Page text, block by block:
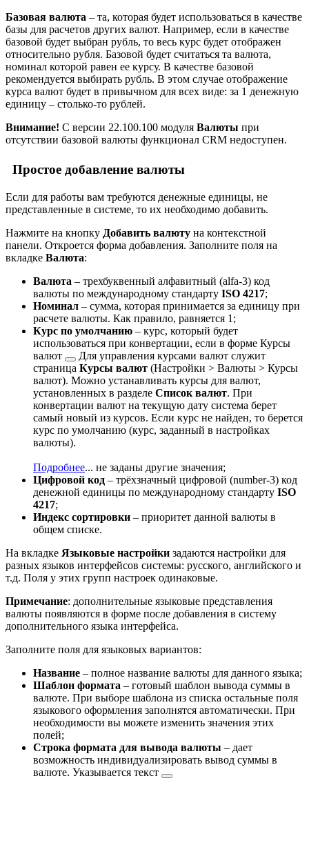
Базовая валюта – та, которая будет использоваться в качестве
базы для расчетов других валют. Например, если в качестве
базовой будет выбран рубль, то весь курс будет отображен
относительно рубля. Базовой будет считаться та валюта,
номинал которой равен ее курсу. В качестве базовой
рекомендуется выбирать рубль. В этом случае отображение
курса валют будет в привычном для всех виде: за 1 денежную
единицу – столько-то рублей.
Внимание! С версии 22.100.100 модуля Валюты при
отсутствии базовой валюты функционал CRM недоступен.
Простое добавление валюты
Если для работы вам требуются денежные единицы, не
представленные в системе, то их необходимо добавить.
Нажмите на кнопку Добавить валюту на контекстной
панели. Откроется форма добавления. Заполните поля на
вкладке Валюта:
Валюта – трехбуквенный алфавитный (alfa-3) код
валюты по международному стандарту ISO 4217;
Номинал – сумма, которая принимается за единицу при
расчете валюты. Как правило, равняется 1;
Курс по умолчанию – курс, который будет
использоваться при конвертации, если в форме Курсы
валют
Для управления курсами валют служит
страница Курсы валют (Настройки > Валюты > Курсы
валют). Можно устанавливать курсы для валют,
установленных в разделе Список валют. При
конвертации валют на текущую дату система берет
самый новый из курсов. Если курс не найден, то берется
курс по умолчанию (курс, заданный в настройках
валюты).
Подробнее... не заданы другие значения;
Цифровой код – трёхзначный цифровой (number-3) код
денежной единицы по международному стандарту ISO
4217;
Индекс сортировки – приоритет данной валюты в
общем списке.
На вкладке Языковые настройки задаются настройки для
разных языков интерфейсов системы: русского, английского и
т.д. Поля у этих групп настроек одинаковые.
Примечание: дополнительные языковые представления
валюты появляются в форме после добавления в систему
дополнительного языка интерфейса.
Заполните поля для языковых вариантов:
Название – полное название валюты для данного языка;
Шаблон формата – готовый шаблон вывода суммы в
валюте. При выборе шаблона из списка остальные поля
языкового оформления заполнятся автоматически. При
необходимости вы можете изменить значения этих
полей;
Строка формата для вывода валюты – дает
возможность индивидуализировать вывод суммы в
валюте. Указывается текст